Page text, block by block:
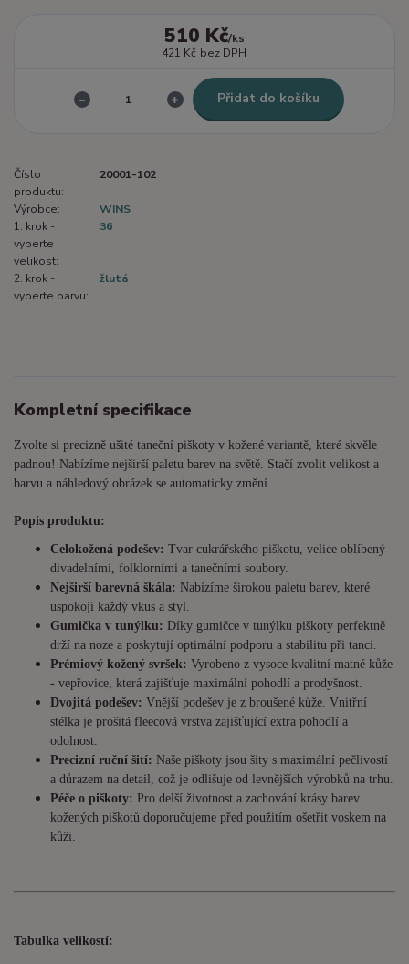
510 Kč/ks
421 Kč bez DPH
Přidat do košíku
Číslo
produktu:
20001-102
Výrobce:
WINS
1. krok -
vyberte
velikost:
36
2. krok -
vyberte barvu:
žlutá
Kompletní specifikace
Zvolte si precizně ušité taneční piškoty v kožené variantě, které skvěle
padnou! Nabízíme nejširší paletu barev na světě. Stačí zvolit velikost a
barvu a náhledový obrázek se automaticky změní.
Popis produktu:
Celokožená podešev: Tvar cukrářského piškotu, velice oblíbený
divadelními, folklorními a tanečními soubory.
Nejširší barevná škála: Nabízíme širokou paletu barev, které
uspokojí každý vkus a styl.
Gumička v tunýlku: Díky gumičce v tunýlku piškoty perfektně
drží na noze a poskytují optimální podporu a stabilitu při tanci.
Prémiový kožený svršek: Vyrobeno z vysoce kvalitní matné kůže
- vepřovice, která zajišťuje maximální pohodlí a prodyšnost.
Dvojitá podešev: Vnější podešev je z broušené kůže. Vnitřní
stélka je prošitá fleecová vrstva zajišťující extra pohodlí a
odolnost.
Precizní ruční šití: Naše piškoty jsou šity s maximální pečlivostí
a důrazem na detail, což je odlišuje od levnějších výrobků na trhu.
Péče o piškoty: Pro delší životnost a zachování krásy barev
kožených piškotů doporučujeme před použitím ošetřit voskem na
kůži.
Tabulka velikostí: